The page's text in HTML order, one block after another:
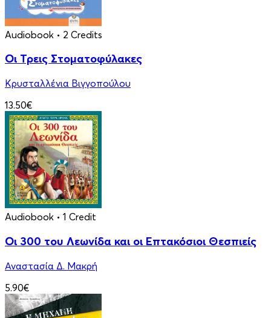
Audiobook • 2 Credits
Οι Τρεις Στοματοφύλακες
Κρυσταλλένια Βιγγοπούλου
13.50€
Audiobook • 1 Credit
Οι 300 του Λεωνίδα και οι Eπτακόσιοι Θεσπιείς
Αναστασία Δ. Μακρή
5.90€